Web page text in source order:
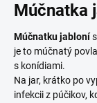
Múčnatka
Múčnatku jabloní
je to múčnatý
s konídiami.
Na jar, krátko po
infekcii z púčikov,